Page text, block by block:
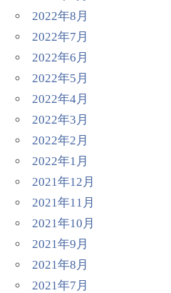
2022年8月
2022年7月
2022年6月
2022年5月
2022年4月
2022年3月
2022年2月
2022年1月
2021年12月
2021年11月
2021年10月
2021年9月
2021年8月
2021年7月